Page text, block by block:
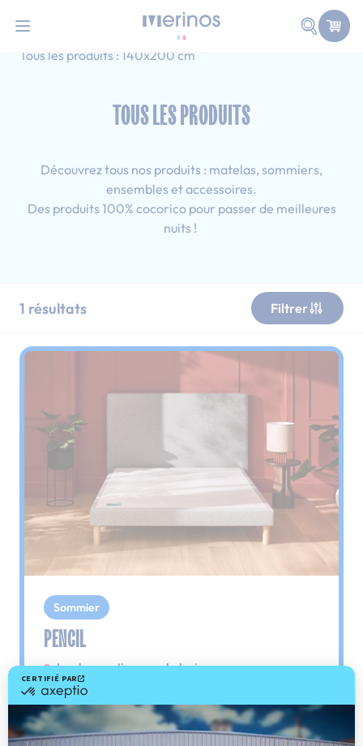
Faire
Accueil
Simple
Tous les produits : 140x200 cm
TOUS LES PRODUITS
Découvrez tous nos produits : matelas, sommiers,
ensembles et accessoires.
Des produits 100% cocorico pour passer de meilleures
nuits !
1 résultats Filtrer
Sommier
PENCIL
Le plus : soutien morphologique
Grâce à ses 3 zones de confort, le sommier
Pencil vous assure tout son soutien. Avec les
épaules, le dos et le bassin qui reposent sur ses
lattes, vous évitez les douleurs au petit matin.